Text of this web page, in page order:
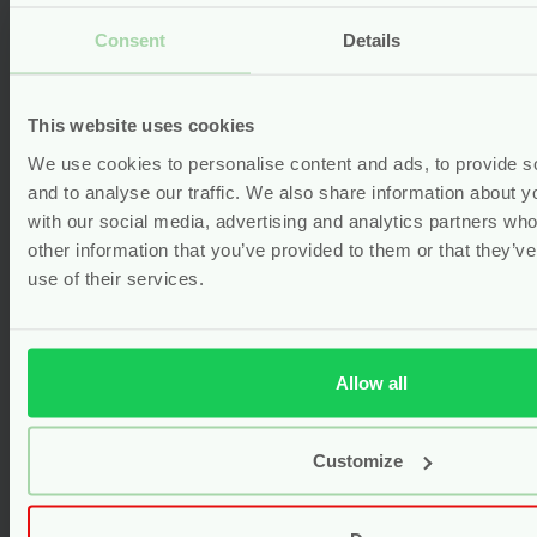
Consent Details
This website uses cookies
We use cookies to personalise content and ads, to provide
and to analyse our traffic. We also share information about
with our social media, advertising and analytics partners
other information that you’ve provided to them or that
use of their services.
Allow all
Customize
Men 24h Deodorant Roller – 50 ml
– Weleda
vegan
Voor7.49
Bekijken